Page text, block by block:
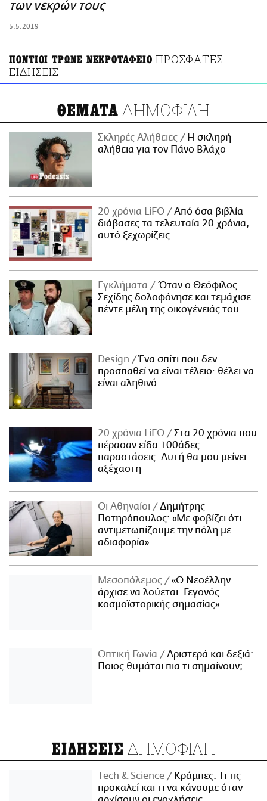
των νεκρών τους
5.5.2019
ΠΟΝΤΙΟΙ ΤΡΩΝΕ ΝΕΚΡΟΤΑΦΕΙΟ ΠΡΟΣΦΑΤΕΣ
ΕΙΔΗΣΕΙΣ
ΘΕΜΑΤΑ ΔΗΜΟΦΙΛΗ
Σκληρές Αλήθειες
H σκληρή
αλήθεια για τον Πάνο Βλάχο
20 χρόνια LiFO
Από όσα βιβλία
διάβασες τα τελευταία 20 χρόνια,
αυτό ξεχωρίζεις
Εγκλήματα
Όταν ο Θεόφιλος
Σεχίδης δολοφόνησε και τεμάχισε
πέντε μέλη της οικογένειάς του
Design
Ένα σπίτι που δεν
προσπαθεί να είναι τέλειο· θέλει να
είναι αληθινό
20 χρόνια LiFO
Στα 20 χρόνια που
πέρασαν είδα 100άδες
παραστάσεις. Αυτή θα μου μείνει
αξέχαστη
Οι Αθηναίοι
Δημήτρης
Ποτηρόπουλος: «Με φοβίζει ότι
αντιμετωπίζουμε την πόλη με
αδιαφορία»
Μεσοπόλεμος
«Ο Νεοέλλην
άρχισε να λούεται. Γεγονός
κοσμοϊστορικής σημασίας»
Οπτική Γωνία
Αριστερά και δεξιά:
Ποιος θυμάται πια τι σημαίνουν;
ΕΙΔΗΣΕΙΣ ΔΗΜΟΦΙΛΗ
Τech & Science
Κράμπες: Τι τις
προκαλεί και τι να κάνουμε όταν